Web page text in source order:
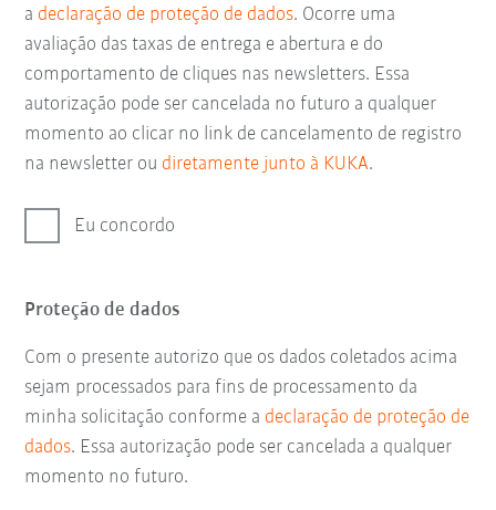
a declaração de proteção de dados. Ocorre uma
avaliação das taxas de entrega e abertura e do
comportamento de cliques nas newsletters. Essa
autorização pode ser cancelada no futuro a qualquer
momento ao clicar no link de cancelamento de registro
na newsletter ou diretamente junto à KUKA.
Eu concordo
Proteção de dados
Com o presente autorizo que os dados coletados acima
sejam processados para fins de processamento da
minha solicitação conforme a declaração de proteção de
dados. Essa autorização pode ser cancelada a qualquer
momento no futuro.